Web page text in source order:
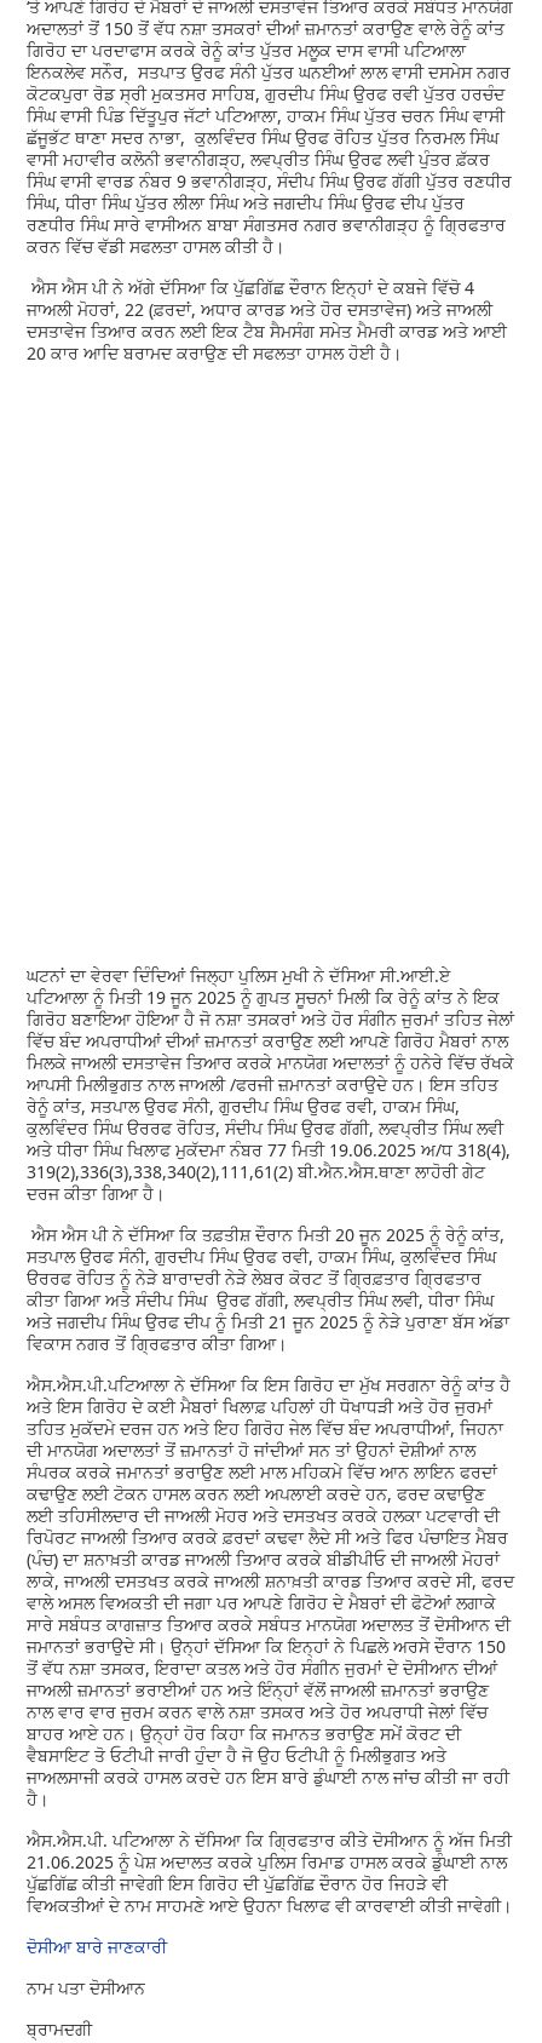
‘ਤੇ ਆਪਣੇ ਗਿਰੋਹ ਦੇ ਮੈਬਰਾਂ ਦੇ ਜਾਅਲੀ ਦਸਤਾਵੇਜ ਤਿਆਰ ਕਰਕੇ ਸਬੰਧਤ ਮਾਨਯੋਗ
ਅਦਾਲਤਾਂ ਤੋਂ 150 ਤੋਂ ਵੱਧ ਨਸ਼ਾ ਤਸਕਰਾਂ ਦੀਆਂ ਜ਼ਮਾਨਤਾਂ ਕਰਾਉਣ ਵਾਲੇ ਰੇਨੂੰ ਕਾਂਤ
ਗਿਰੋਹ ਦਾ ਪਰਦਾਫਾਸ ਕਰਕੇ ਰੇਨੂੰ ਕਾਂਤ ਪੁੱਤਰ ਮਲੂਕ ਦਾਸ ਵਾਸੀ ਪਟਿਆਲਾ
ਇਨਕਲੇਵ ਸਨੌਰ, ਸਤਪਾਤ ਉਰਫ ਸੰਨੀ ਪੁੱਤਰ ਘਨਈਆਂ ਲਾਲ ਵਾਸੀ ਦਸਮੇਸ ਨਗਰ
ਕੋਟਕਪੁਰਾ ਰੋਡ ਸ੍ਰੀ ਮੁਕਤਸਰ ਸਾਹਿਬ, ਗੁਰਦੀਪ ਸਿੰਘ ਉਰਫ ਰਵੀ ਪੁੱਤਰ ਹਰਚੰਦ
ਸਿੰਘ ਵਾਸੀ ਪਿੰਡ ਦਿੱਤੂਪੁਰ ਜੱਟਾਂ ਪਟਿਆਲਾ, ਹਾਕਮ ਸਿੰਘ ਪੁੱਤਰ ਚਰਨ ਸਿੰਘ ਵਾਸੀ
ਛੱਜੂਭੱਟ ਥਾਣਾ ਸਦਰ ਨਾਭਾ, ਕੁਲਵਿੰਦਰ ਸਿੰਘ ਉਰਫ ਰੋਹਿਤ ਪੁੱਤਰ ਨਿਰਮਲ ਸਿੰਘ
ਵਾਸੀ ਮਹਾਵੀਰ ਕਲੋਨੀ ਭਵਾਨੀਗੜ੍ਹ, ਲਵਪ੍ਰੀਤ ਸਿੰਘ ਉਰਫ ਲਵੀ ਪੁੰਤਰ ਫ਼ੱਕਰ
ਸਿੰਘ ਵਾਸੀ ਵਾਰਡ ਨੰਬਰ 9 ਭਵਾਨੀਗੜ੍ਹ, ਸੰਦੀਪ ਸਿੰਘ ਉਰਫ ਗੱਗੀ ਪੁੱਤਰ ਰਣਧੀਰ
ਸਿੰਘ, ਧੀਰਾ ਸਿੰਘ ਪੁੱਤਰ ਲੀਲਾ ਸਿੰਘ ਅਤੇ ਜਗਦੀਪ ਸਿੰਘ ਉਰਫ ਦੀਪ ਪੁੱਤਰ
ਰਣਧੀਰ ਸਿੰਘ ਸਾਰੇ ਵਾਸੀਅਨ ਬਾਬਾ ਸੰਗਤਸਰ ਨਗਰ ਭਵਾਨੀਗੜ੍ਹ ਨੂੰ ਗ੍ਰਿਫਤਾਰ
ਕਰਨ ਵਿੱਚ ਵੱਡੀ ਸਫਲਤਾ ਹਾਸਲ ਕੀਤੀ ਹੈ।
ਐਸ ਐਸ ਪੀ ਨੇ ਅੱਗੇ ਦੱਸਿਆ ਕਿ ਪੁੱਛਗਿੱਛ ਦੌਰਾਨ ਇਨ੍ਹਾਂ ਦੇ ਕਬਜੇ ਵਿੱਚੋ 4
ਜਾਅਲੀ ਮੋਹਰਾਂ, 22 (ਫ਼ਰਦਾਂ, ਅਧਾਰ ਕਾਰਡ ਅਤੇ ਹੋਰ ਦਸਤਾਵੇਜ) ਅਤੇ ਜਾਅਲੀ
ਦਸਤਾਵੇਜ ਤਿਆਰ ਕਰਨ ਲਈ ਇਕ ਟੈਬ ਸੈਮਸੰਗ ਸਮੇਤ ਮੈਮਰੀ ਕਾਰਡ ਅਤੇ ਆਈ
20 ਕਾਰ ਆਦਿ ਬਰਾਮਦ ਕਰਾਉਣ ਦੀ ਸਫਲਤਾ ਹਾਸਲ ਹੋਈ ਹੈ।
ਘਟਨਾਂ ਦਾ ਵੇਰਵਾ ਦਿੰਦਿਆਂ ਜਿਲ੍ਹਾ ਪੁਲਿਸ ਮੁਖੀ ਨੇ ਦੱਸਿਆ ਸੀ.ਆਈ.ਏ
ਪਟਿਆਲਾ ਨੂੰ ਮਿਤੀ 19 ਜੂਨ 2025 ਨੂੰ ਗੁਪਤ ਸੂਚਨਾਂ ਮਿਲੀ ਕਿ ਰੇਨੂੰ ਕਾਂਤ ਨੇ ਇਕ
ਗਿਰੋਹ ਬਣਾਇਆ ਹੋਇਆ ਹੈ ਜੋ ਨਸ਼ਾ ਤਸਕਰਾਂ ਅਤੇ ਹੋਰ ਸੰਗੀਨ ਜੁਰਮਾਂ ਤਹਿਤ ਜੇਲਾਂ
ਵਿੱਚ ਬੰਦ ਅਪਰਾਧੀਆਂ ਦੀਆਂ ਜ਼ਮਾਨਤਾਂ ਕਰਾਉਣ ਲਈ ਆਪਣੇ ਗਿਰੋਹ ਮੈਬਰਾਂ ਨਾਲ
ਮਿਲਕੇ ਜਾਅਲੀ ਦਸਤਾਵੇਜ ਤਿਆਰ ਕਰਕੇ ਮਾਨਯੋਗ ਅਦਾਲਤਾਂ ਨੂੰ ਹਨੇਰੇ ਵਿੱਚ ਰੱਖਕੇ
ਆਪਸੀ ਮਿਲੀਭੁਗਤ ਨਾਲ ਜਾਅਲੀ /ਫਰਜੀ ਜ਼ਮਾਨਤਾਂ ਕਰਾਉਦੇ ਹਨ। ਇਸ ਤਹਿਤ
ਰੇਨੂੰ ਕਾਂਤ, ਸਤਪਾਲ ਉਰਫ ਸੰਨੀ, ਗੁਰਦੀਪ ਸਿੰਘ ਉਰਫ ਰਵੀ, ਹਾਕਮ ਸਿੰਘ,
ਕੁਲਵਿੰਦਰ ਸਿੰਘ ੳਰਰਫ ਰੋਹਿਤ, ਸੰਦੀਪ ਸਿੰਘ ਉਰਫ ਗੱਗੀ, ਲਵਪ੍ਰੀਤ ਸਿੰਘ ਲਵੀ
ਅਤੇ ਧੀਰਾ ਸਿੰਘ ਖਿਲਾਫ ਮੁਕੱਦਮਾ ਨੰਬਰ 77 ਮਿਤੀ 19.06.2025 ਅ/ਧ 318(4),
319(2),336(3),338,340(2),111,61(2) ਬੀ.ਐਨ.ਐਸ.ਥਾਣਾ ਲਾਹੋਰੀ ਗੇਟ
ਦਰਜ ਕੀਤਾ ਗਿਆ ਹੈ।
ਐਸ ਐਸ ਪੀ ਨੇ ਦੱਸਿਆ ਕਿ ਤਫ਼ਤੀਸ਼ ਦੌਰਾਨ ਮਿਤੀ 20 ਜੂਨ 2025 ਨੂੰ ਰੇਨੂੰ ਕਾਂਤ,
ਸਤਪਾਲ ਉਰਫ ਸੰਨੀ, ਗੁਰਦੀਪ ਸਿੰਘ ਉਰਫ ਰਵੀ, ਹਾਕਮ ਸਿੰਘ, ਕੁਲਵਿੰਦਰ ਸਿੰਘ
ੳਰਰਫ ਰੋਹਿਤ ਨੂੰ ਨੇੜੇ ਬਾਰਾਦਰੀ ਨੇੜੇ ਲੇਬਰ ਕੋਰਟ ਤੋਂ ਗ੍ਰਿਫ਼ਤਾਰ ਗ੍ਰਿਫਤਾਰ
ਕੀਤਾ ਗਿਆ ਅਤੇ ਸੰਦੀਪ ਸਿੰਘ ਉਰਫ ਗੱਗੀ, ਲਵਪ੍ਰੀਤ ਸਿੰਘ ਲਵੀ, ਧੀਰਾ ਸਿੰਘ
ਅਤੇ ਜਗਦੀਪ ਸਿੰਘ ਉਰਫ ਦੀਪ ਨੂੰ ਮਿਤੀ 21 ਜੂਨ 2025 ਨੂੰ ਨੇੜੇ ਪੁਰਾਣਾ ਬੱਸ ਅੱਡਾ
ਵਿਕਾਸ ਨਗਰ ਤੋਂ ਗ੍ਰਿਫਤਾਰ ਕੀਤਾ ਗਿਆ।
ਐਸ.ਐਸ.ਪੀ.ਪਟਿਆਲਾ ਨੇ ਦੱਸਿਆ ਕਿ ਇਸ ਗਿਰੋਹ ਦਾ ਮੁੱਖ ਸਰਗਨਾ ਰੇਨੂੰ ਕਾਂਤ ਹੈ
ਅਤੇ ਇਸ ਗਿਰੋਹ ਦੇ ਕਈ ਮੈਬਰਾਂ ਖਿਲਾਫ਼ ਪਹਿਲਾਂ ਹੀ ਧੋਖਾਧੜੀ ਅਤੇ ਹੋਰ ਜੁਰਮਾਂ
ਤਹਿਤ ਮੁਕੱਦਮੇ ਦਰਜ ਹਨ ਅਤੇ ਇਹ ਗਿਰੋਹ ਜੇਲ ਵਿੱਚ ਬੰਦ ਅਪਰਾਧੀਆਂ, ਜਿਹਨਾ
ਦੀ ਮਾਨਯੋਗ ਅਦਾਲਤਾਂ ਤੋਂ ਜ਼ਮਾਨਤਾਂ ਹੋ ਜਾਂਦੀਆਂ ਸਨ ਤਾਂ ਉਹਨਾਂ ਦੋਸ਼ੀਆਂ ਨਾਲ
ਸੰਪਰਕ ਕਰਕੇ ਜਮਾਨਤਾਂ ਭਰਾਉਣ ਲਈ ਮਾਲ ਮਹਿਕਮੇ ਵਿੱਚ ਆਨ ਲਾਇਨ ਫਰਦਾਂ
ਕਢਾਉਣ ਲਈ ਟੋਕਨ ਹਾਸਲ ਕਰਨ ਲਈ ਅਪਲਾਈ ਕਰਦੇ ਹਨ, ਫਰਦ ਕਢਾਉਣ
ਲਈ ਤਹਿਸੀਲਦਾਰ ਦੀ ਜਾਅਲੀ ਮੋਹਰ ਅਤੇ ਦਸਤਖਤ ਕਰਕੇ ਹਲਕਾ ਪਟਵਾਰੀ ਦੀ
ਰਿਪੋਰਟ ਜਾਅਲੀ ਤਿਆਰ ਕਰਕੇ ਫ਼ਰਦਾਂ ਕਢਵਾ ਲੈਦੇ ਸੀ ਅਤੇ ਫਿਰ ਪੰਚਾਇਤ ਮੈਬਰ
(ਪੰਚ) ਦਾ ਸ਼ਨਾਖ਼ਤੀ ਕਾਰਡ ਜਾਅਲੀ ਤਿਆਰ ਕਰਕੇ ਬੀਡੀਪੀਓ ਦੀ ਜਾਅਲੀ ਮੋਹਰਾਂ
ਲਾਕੇ, ਜਾਅਲੀ ਦਸਤਖਤ ਕਰਕੇ ਜਾਅਲੀ ਸ਼ਨਾਖ਼ਤੀ ਕਾਰਡ ਤਿਆਰ ਕਰਦੇ ਸੀ, ਫਰਦ
ਵਾਲੇ ਅਸਲ ਵਿਅਕਤੀ ਦੀ ਜਗਾ ਪਰ ਆਪਣੇ ਗਿਰੋਹ ਦੇ ਮੈਬਰਾਂ ਦੀ ਫੋਟੋਆਂ ਲਗਾਕੇ
ਸਾਰੇ ਸਬੰਧਤ ਕਾਗਜ਼ਾਤ ਤਿਆਰ ਕਰਕੇ ਸਬੰਧਤ ਮਾਨਯੋਗ ਅਦਾਲਤ ਤੋਂ ਦੋਸੀਆਨ ਦੀ
ਜਮਾਨਤਾਂ ਭਰਾਉਦੇ ਸੀ। ਉਨ੍ਹਾਂ ਦੱਸਿਆ ਕਿ ਇਨ੍ਹਾਂ ਨੇ ਪਿਛਲੇ ਅਰਸੇ ਦੌਰਾਨ 150
ਤੋਂ ਵੱਧ ਨਸ਼ਾ ਤਸਕਰ, ਇਰਾਦਾ ਕਤਲ ਅਤੇ ਹੋਰ ਸੰਗੀਨ ਜੁਰਮਾਂ ਦੇ ਦੋਸੀਆਨ ਦੀਆਂ
ਜਾਅਲੀ ਜ਼ਮਾਨਤਾਂ ਭਰਾਈਆਂ ਹਨ ਅਤੇ ਇੰਨ੍ਹਾਂ ਵੱਲੋਂ ਜਾਅਲੀ ਜ਼ਮਾਨਤਾਂ ਭਰਾਉਣ
ਨਾਲ ਵਾਰ ਵਾਰ ਜੁਰਮ ਕਰਨ ਵਾਲੇ ਨਸ਼ਾ ਤਸਕਰ ਅਤੇ ਹੋਰ ਅਪਰਾਧੀ ਜੇਲਾਂ ਵਿੱਚ
ਬਾਹਰ ਆਏ ਹਨ। ਉਨ੍ਹਾਂ ਹੋਰ ਕਿਹਾ ਕਿ ਜਮਾਨਤ ਭਰਾਉਣ ਸਮੇਂ ਕੋਰਟ ਦੀ
ਵੈਬਸਾਇਟ ਤੋ ਓਟੀਪੀ ਜਾਰੀ ਹੁੰਦਾ ਹੈ ਜੋ ਉਹ ਓਟੀਪੀ ਨੂੰ ਮਿਲੀਭੁਗਤ ਅਤੇ
ਜਾਅਲਸਾਜੀ ਕਰਕੇ ਹਾਸਲ ਕਰਦੇ ਹਨ ਇਸ ਬਾਰੇ ਡੁੰਘਾਈ ਨਾਲ ਜਾਂਚ ਕੀਤੀ ਜਾ ਰਹੀ
ਹੈ।
​ਐਸ.ਐਸ.ਪੀ. ਪਟਿਆਲਾ ਨੇ ਦੱਸਿਆ ਕਿ ਗ੍ਰਿਫਤਾਰ ਕੀਤੇ ਦੋਸੀਆਨ ਨੂੰ ਅੱਜ ਮਿਤੀ
21.06.2025 ਨੂੰ ਪੇਸ਼ ਅਦਾਲਤ ਕਰਕੇ ਪੁਲਿਸ ਰਿਮਾਡ ਹਾਸਲ ਕਰਕੇ ਡੁੰਘਾਈ ਨਾਲ
ਪੁੱਛਗਿੱਛ ਕੀਤੀ ਜਾਵੇਗੀ ਇਸ ਗਿਰੋਹ ਦੀ ਪੁੱਛਗਿੱਛ ਦੌਰਾਨ ਹੋਰ ਜਿਹੜੇ ਵੀ
ਵਿਅਕਤੀਆਂ ਦੇ ਨਾਮ ਸਾਹਮਣੇ ਆਏ ਉਹਨਾ ਖਿਲਾਫ ਵੀ ਕਾਰਵਾਈ ਕੀਤੀ ਜਾਵੇਗੀ।
​ਦੋਸੀਆ ਬਾਰੇ ਜਾਣਕਾਰੀ
ਨਾਮ ਪਤਾ ਦੋਸੀਆਨ
ਬ੍ਰਾਮਦਗੀ